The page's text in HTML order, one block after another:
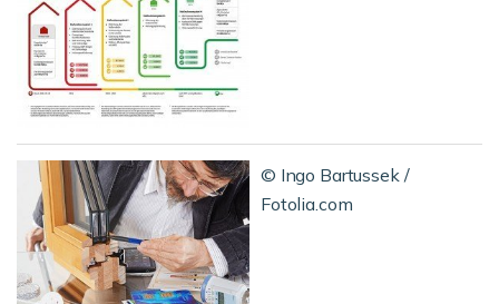
© Ingo Bartussek /
Fotolia.com